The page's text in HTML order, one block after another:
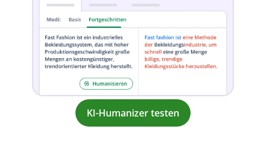
KI-Humanizer testen